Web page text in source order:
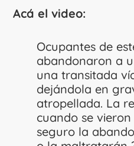
Acá el video:
Ocupantes de
abandonaron a
una transitada
dejándola en
atropellada. La
cuando se
seguro la